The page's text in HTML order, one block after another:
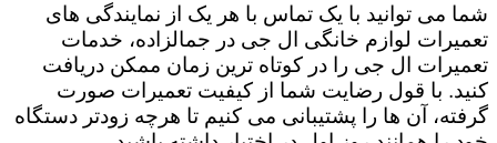
شما می توانید با یک تماس با هر یک از نمایندگی های
تعمیرات لوازم خانگی ال جی در جمالزاده، خدمات
تعمیرات ال جی را در کوتاه ترین زمان ممکن دریافت
کنید. با قول رضایت شما از کیفیت تعمیرات صورت
گرفته، آن ها را پشتیبانی می کنیم تا هرچه زودتر دستگاه